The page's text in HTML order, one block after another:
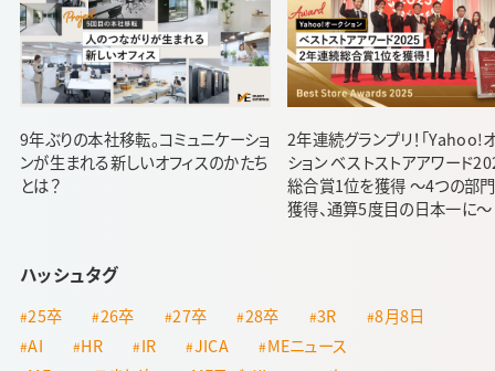
9年ぶりの本社移転。コミュニケーショ
ンが生まれる新しいオフィスのかたち
とは？
2年連続グランプリ！「Yahoo!
ション ベストストアアワード
総合賞1位を獲得 ～4つの部
獲得、通算5度目の日本一に～
ハッシュタグ
25卒 26卒 27卒 28卒 3R
8月8日
AI
HR IR JICA
MEニュース